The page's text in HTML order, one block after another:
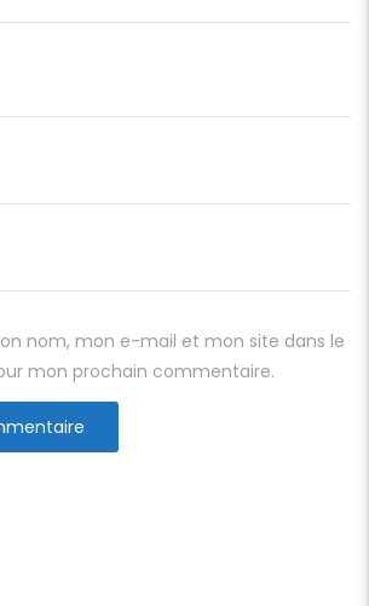
nom, mon e-mail et mon site dans le
mon prochain commentaire.